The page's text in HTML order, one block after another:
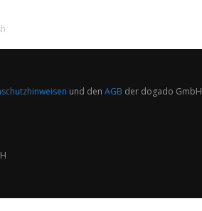
und den AGB der dogado